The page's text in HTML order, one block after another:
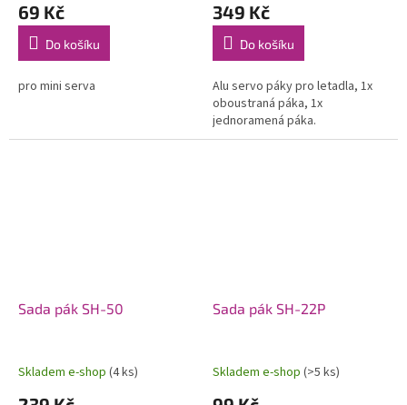
69 Kč
Do košíku
pro mini serva
349 Kč
Do košíku
Alu servo páky pro letadla, 1x
oboustraná páka, 1x
jednoramená páka.
Sada pák SH-50
Skladem e-shop (4 ks)
Sada pák SH-22P
Skladem e-shop (>5 ks)